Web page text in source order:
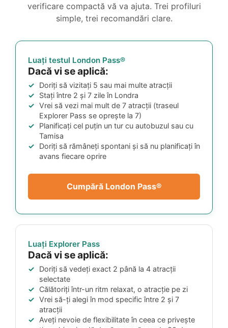
verificare compactă vă va ajuta. Trei profiluri
simple, trei recomandări clare.
Luați testul London Pass®
Dacă vi se aplică:
Doriți să vizitați 5 sau mai multe atracții
Stați între 2 și 7 zile în Londra
Vrei să vezi mai mult de 7 atracții (traseul
Explorer Pass se oprește la 7)
Planificați cel puțin un tur cu autobuzul sau cu
Tamisa
Doriți să rămâneți spontani și să nu planificați în
avans fiecare oprire
Cumpără London Pass®
Luați Explorer Pass
Dacă vi se aplică:
Doriți să vedeți exact 2 până la 4 atracții
selectate
Călătoriți într-un ritm relaxat, o atracție pe zi
Vrei să-ți alegi în mod specific între 2 și 7
atracții
Aveți nevoie de flexibilitate în ceea ce privește